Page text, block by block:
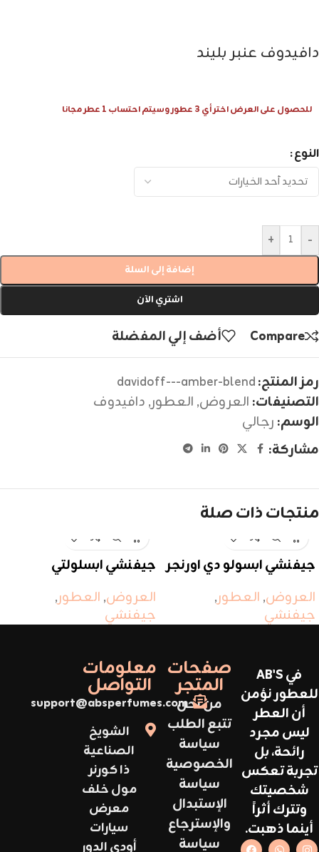
دافيدوف عنبر بليند
للحصول على العرض اختر أي 3 عطور وسيتم احتساب 1 عطر مجانا
النوع
-
+
إضافة إلى السلة
اشتري الآن
Compare أضف إلي المفضلة
رمز المنتج:davidoff---amber-blend
التصنيفات: العروض, العطور, دافيدوف
الوسم: رجالي
مشاركة:
منتجات ذات صلة
جيفنشي ابسولو دي اورنجر
العروض, العطور,
جيفنشي
جيفنشي ابسلولتي
العروض, العطور,
جيفنشي
في AB'S
للعطور نؤمن
أن العطر
ليس مجرد
رائحة، بل
تجربة تعكس
شخصيتك
وتترك أثراً
أينما ذهبت.
صفحات
المتجر
من نحن
تتبع الطلب
سياسة
الخصوصية
سياسة
الإستبدال
والإسترجاع
سياسة
معلومات
التواصل
support@absperfumes.com
الشويخ
الصناعية
ذا كورنر
مول خلف
معرض
سيارات
أودي الدور